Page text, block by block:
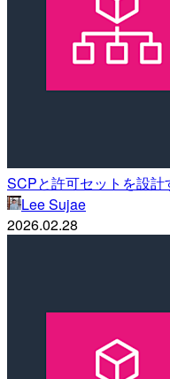
SCPと許可セットを設
Lee Sujae
2026.02.28